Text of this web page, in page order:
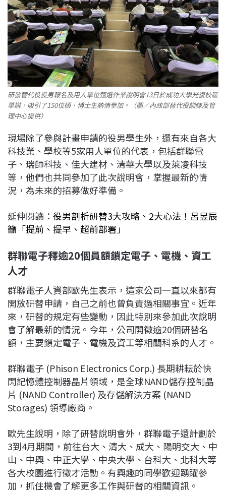
研發替代役役男報名及用人單位甄選作業說明會13日於成功大學光復校區
舉辦，吸引了150位碩、博士生熱情參加。（圖／內政部替代役訓練及管
理中心提供）
現場除了參與計畫申請的役男學生外，還有來自各大
科技業、學校等5家用人單位的代表，包括群聯電
子、瑞師科技、佳大建材、清華大學以及萊凌科技
等，他們也共同參加了此次說明會，掌握最新的情
況，為未來的招募做好準備。
延伸閱讀： 役男剖析研替3大攻略、2大心法！呂昱辰
籲「提前、提早、超前部署」
群聯電子釋逾20個員額鎖定電子、電機、資工
人才
群聯電子人資部歐先生表示，這家公司一直以來都有
開放研替申請，自己之前也曾負責過相關事宜。近年
來，研替的規定有些變動，因此特別來參加此次說明
會了解最新的情況。今年，公司開徵逾20個研替名
額，主要鎖定電子、電機及資工等相關科系的人才。
群聯電子 (Phison Electronics Corp.) 長期耕耘於快
閃記憶體控制器晶片領域，是全球NAND儲存控制晶
片 (NAND Controller) 及存儲解決方案 (NAND
Storages) 領導廠商。
歐先生說明，除了研替說明會外，群聯電子還計劃於
3到4月期間，前往台大、清大、成大、陽明交大、中
山、中興、中正大學、中央大學、台科大、北科大等
各大校園進行徵才活動。有興趣的同學歡迎踴躍參
加，抓住機會了解更多工作與研替的相關資訊。